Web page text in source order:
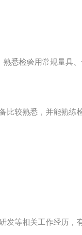
悉检验用常规量具
较熟悉，并能熟练
等相关工作经历